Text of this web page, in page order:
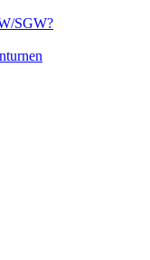
SGW?